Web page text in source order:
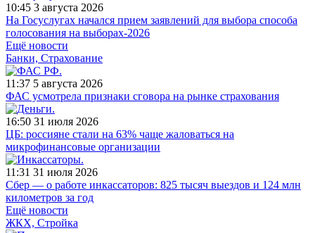
10:45 3 августа 2026
На Госуслугах начался прием заявлений для выбора способа
голосования на выборах-2026
Ещё новости
Банки, Страхование
11:37 5 августа 2026
ФАС усмотрела признаки сговора на рынке страхования
16:50 31 июля 2026
ЦБ: россияне стали на 63% чаще жаловаться на
микрофинансовые организации
11:31 31 июля 2026
Сбер — о работе инкассаторов: 825 тысяч выездов и 124 млн
километров за год
Ещё новости
ЖКХ, Стройка